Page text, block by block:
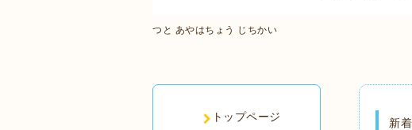
つと あやはちょう じちかい
新
トップページ